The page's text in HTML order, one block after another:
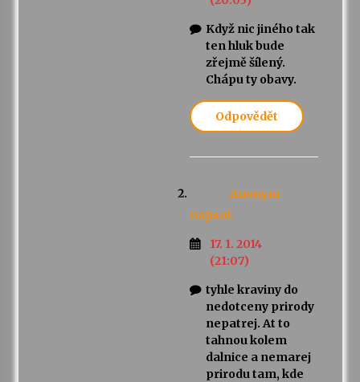
Když nic jiného tak
ten hluk bude
zřejmě šílený.
Chápu ty obavy.
Odpovědět
Anonym
napsal:
17. 1. 2014
(21:07)
tyhle kraviny do
nedotceny prirody
nepatrej. At to
tahnou kolem
dalnice a nemarej
prirodu tam, kde